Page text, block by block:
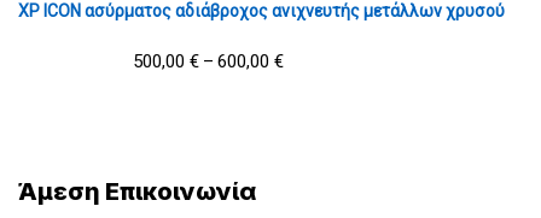
XP ICON ασύρματος αδιάβροχος ανιχνευτής μετάλλων χρυσού
500,00 € – 600,00 €
Άμεση Επικοινωνία